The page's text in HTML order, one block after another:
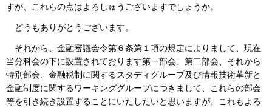
すが、これらの点はよろしゅうございますでしょうか。
どうもありがとうございます。
それから、金融審議会令第６条第１項の規定によりまして、現在
当分科会の下に設置されております第一部会、第二部会、それから
特別部会、金融税制に関するスタディグループ及び情報技術革新と
金融制度に関するワーキンググループにつきまして、これらの部会
等を引き続き設置することにいたしたいと思いますが、これもよろ